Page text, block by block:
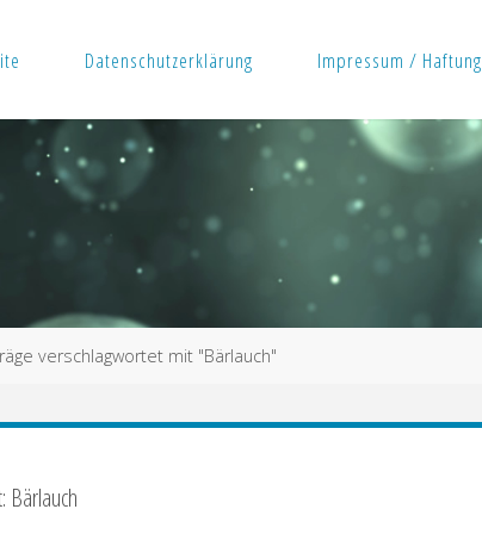
Datenschutzerklärung Impressum / Haftung
verschlagwortet mit "Bärlauch"
Bärlauch